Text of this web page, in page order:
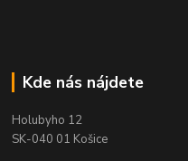
Kde nás nájdete
Holubyho 12
SK-040 01 Košice